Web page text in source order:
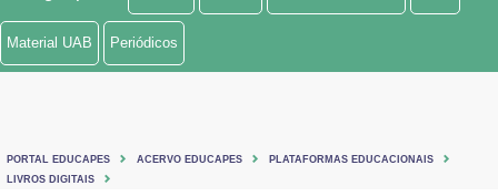
Ministério de Minas e Energia
Ministério do Turismo
Material UAB Periódicos
PORTAL EDUCAPES ACERVO EDUCAPES
PLATAFORMAS EDUCACIONAIS
LIVROS DIGITAIS